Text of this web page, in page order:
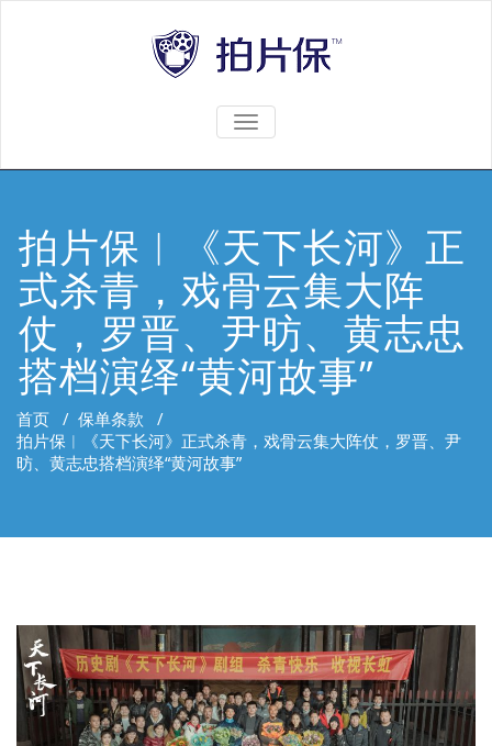
TOGGLE
拍片保︱《天下长河》正
式杀青，戏骨云集大阵
仗，罗晋、尹昉、黄志忠
搭档演绎“黄河故事”
首页 / 保单条款 /
拍片保︱《天下长河》正式杀青，戏骨云集大阵仗，罗晋、尹
昉、黄志忠搭档演绎“黄河故事”